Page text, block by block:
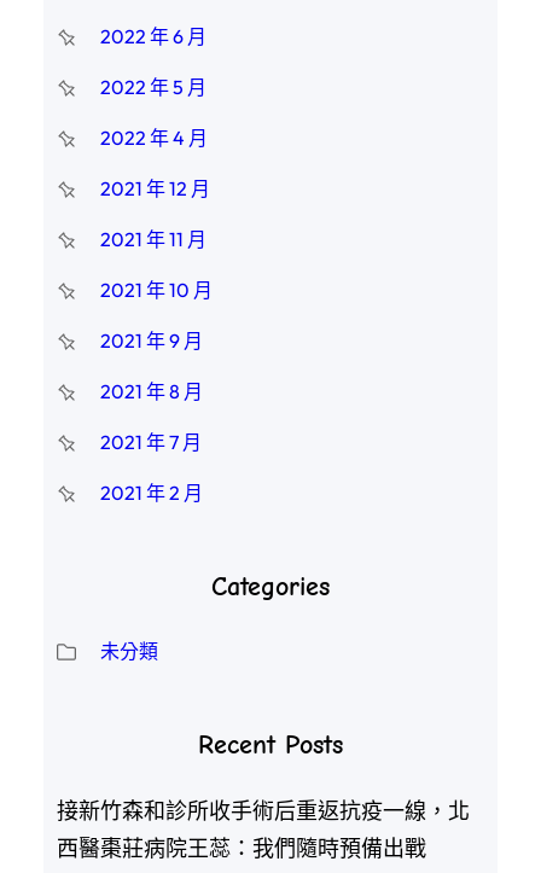
2022 年 6 月
2022 年 5 月
2022 年 4 月
2021 年 12 月
2021 年 11 月
2021 年 10 月
2021 年 9 月
2021 年 8 月
2021 年 7 月
2021 年 2 月
Categories
未分類
Recent Posts
接新竹森和診所收手術后重返抗疫一線，北
西醫棗莊病院王蕊：我們隨時預備出戰